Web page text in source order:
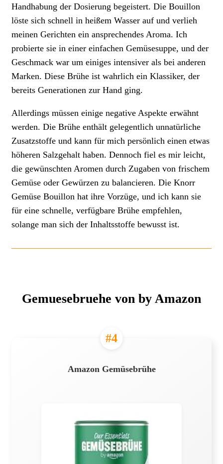
Handhabung der Dosierung begeistert. Die Bouillon
löste sich schnell in heißem Wasser auf und verlieh
meinen Gerichten ein ansprechendes Aroma. Ich
probierte sie in einer einfachen Gemüsesuppe, und der
Geschmack war um einiges intensiver als bei anderen
Marken. Diese Brühe ist wahrlich ein Klassiker, der
bereits Generationen zur Hand ging.
Allerdings müssen einige negative Aspekte erwähnt
werden. Die Brühe enthält gelegentlich unnatürliche
Zusatzstoffe und kann für mich persönlich einen etwas
höheren Salzgehalt haben. Dennoch fiel es mir leicht,
die gewünschten Aromen durch Zugaben von frischem
Gemüse oder Gewürzen zu balancieren. Die Knorr
Gemüse Bouillon hat ihre Vorzüge, und ich kann sie
für eine schnelle, verfügbare Brühe empfehlen,
solange man sich der Inhaltsstoffe bewusst ist.
Gemuesebruehe von by Amazon
#4
Amazon Gemüsebrühe